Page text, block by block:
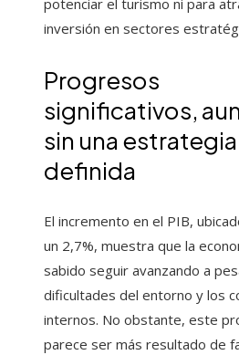
potenciar el turismo ni para
inversión en sectores
Progresos
significativos,
sin una estrategia
definida
El incremento en el PIB,
un 2,7%, muestra que la
sabido seguir avanzando a
dificultades del entorno y los
internos. No obstante, este
parece ser más resultado de